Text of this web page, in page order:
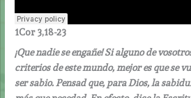
1Cor 3,18-23
¡Que nadie se engañe! Si alguno de
criterios de este mundo, mejor es que se
ser sabio. Pensad que, para Dios, la